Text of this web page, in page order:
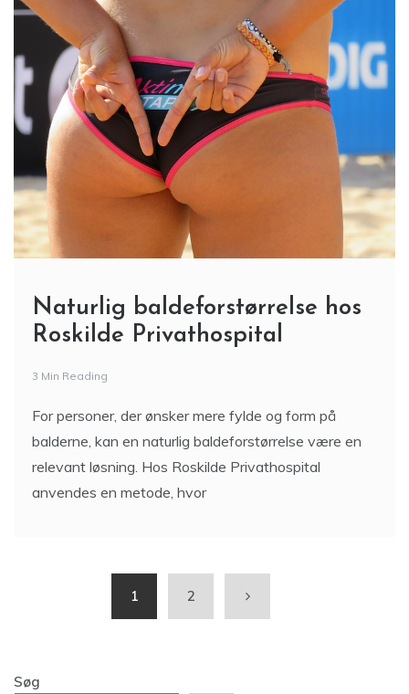
Naturlig baldeforstørrelse hos
Roskilde Privathospital
3 Min Reading
For personer, der ønsker mere fylde og form på
balderne, kan en naturlig baldeforstørrelse være en
relevant løsning. Hos Roskilde Privathospital
anvendes en metode, hvor
1 2
Søg